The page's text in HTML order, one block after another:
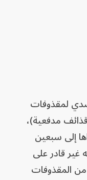
لمقذوفات
مدفعية)،
إلى سبعين
غير قادر على
من المقذوفات